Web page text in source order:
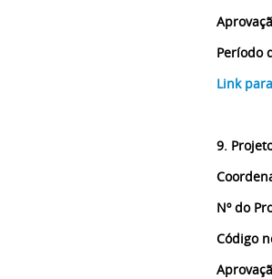
Período
Link
9.
Nº do
Código